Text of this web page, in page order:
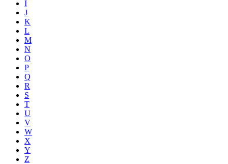
I
J
K
L
M
N
O
P
Q
R
S
T
U
V
W
X
Y
Z